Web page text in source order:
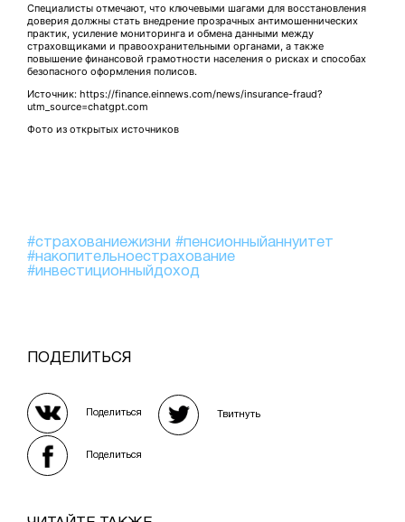
Специалисты отмечают, что ключевыми шагами для восстановления
доверия должны стать внедрение прозрачных антимошеннических
практик, усиление мониторинга и обмена данными между
страховщиками и правоохранительными органами, а также
повышение финансовой грамотности населения о рисках и способах
безопасного оформления полисов.
Источник: https://finance.einnews.com/news/insurance-fraud?
utm_source=chatgpt.com
Фото из открытых источников
#страхованиежизни #пенсионныйаннуитет
#накопительноестрахование
#инвестиционныйдоход
ПОДЕЛИТЬСЯ
Поделиться Твитнуть
Поделиться